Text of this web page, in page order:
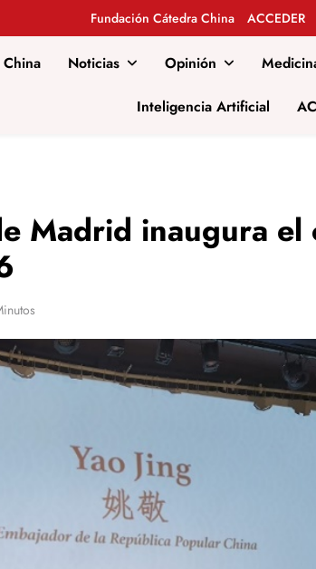
Fundación Cátedra China ACCEDER
China Noticias Opinión
Inteligencia Artificial
Madrid inaugura el